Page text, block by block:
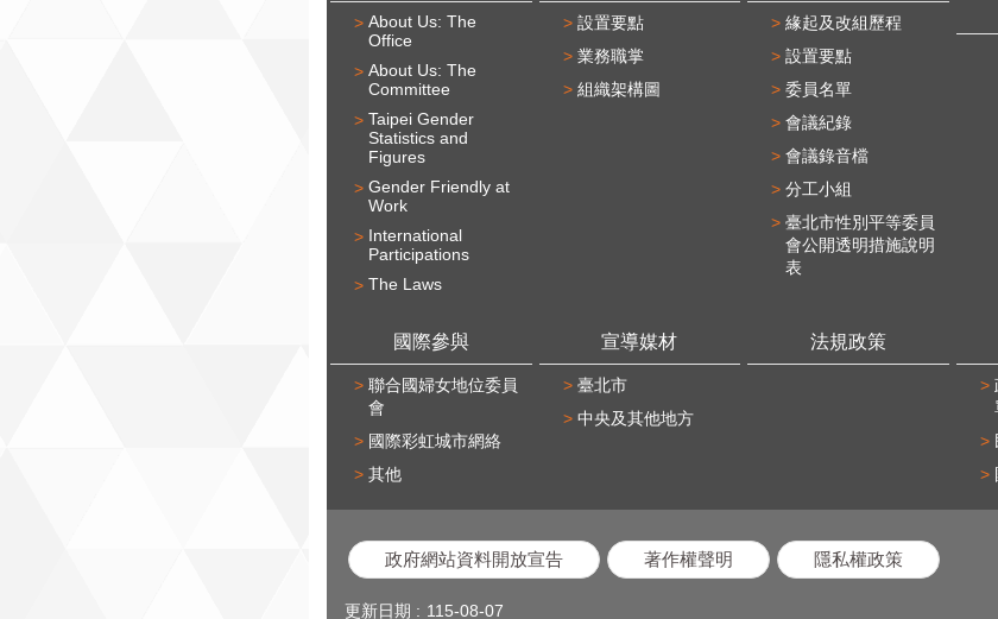
About Us: The
Office
About Us: The
Committee
Taipei Gender
Statistics and
Figures
Gender Friendly at
Work
International
Participations
The Laws
設置要點
業務職掌
組織架構圖
緣起及改組歷程
設置要點
委員名單
會議紀錄
會議錄音檔
分工小組
臺北市性別平等委員
會公開透明措施說明
表
國際參與
聯合國婦女地位委員
會
國際彩虹城市網絡
其他
宣導媒材
臺北市
中央及其他地方
法規政策
政府網站資料開放宣告 著作權聲明 隱私權政策
更新日期 115-08-07